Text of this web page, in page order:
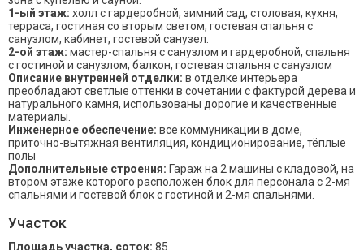
1-ый этаж: холл с гардеробной, зимний сад, столовая, кухня,
терраса, гостиная со вторым светом, гостевая спальня с
санузлом, кабинет, гостевой санузел.
2-ой этаж: мастер-спальня с санузлом и гардеробной, спальня
с гостиной и санузлом, балкон, гостевая спальня с санузлом
Описание внутренней отделки: в отделке интерьера
преобладают светлые оттенки в сочетании с фактурой дерева и
натурального камня, использованы дорогие и качественные
материалы.
Инженерное обеспечение: все коммуникации в доме,
приточно-вытяжная вентиляция, кондиционирование, тёплые
полы
Дополнительные строения: Гараж на 2 машины с кладовой, на
втором этаже которого расположен блок для персонала с 2-мя
спальнями и гостевой блок с гостиной и 2-мя спальнями.
Участок
Площадь участка, соток: 85